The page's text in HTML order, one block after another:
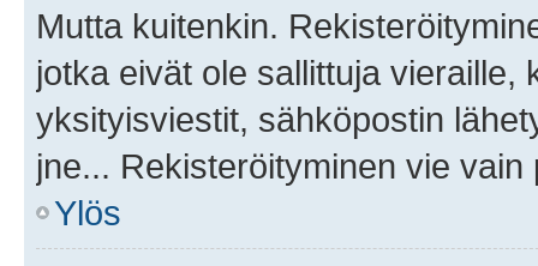
Mutta kuitenkin.
jotka eivät ole sallittuja vieraille,
yksityisviestit, sähköpostin
jne... Rekisteröityminen vie
Ylös